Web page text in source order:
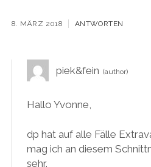
8. MÄRZ 2018 ANTWORTEN
piek&fein
Hallo Yvonne,
dp hat auf alle Fälle
mag ich an diesem
sehr.